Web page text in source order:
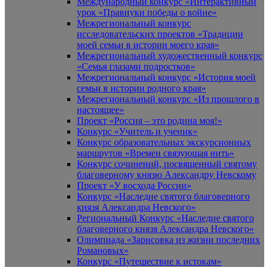
урок «Правнуки победы о войне»
Межрегиональный конкурс
исследовательских проектов «Традиции
моей семьи в истории моего края»
Межрегиональный художественный конкурс
«Семья глазами подростков»
Межрегиональный конкурс «История моей
семьи в истории родного края»
Межрегиональный конкурс «Из прошлого в
настоящее»
Проект «Россия – это родина моя!»
Конкурс «Учитель и ученик»
Конкурс образовательных экскурсионных
маршрутов «Времен связующая нить»
Конкурс сочинений, посвященный святому
благоверному князю Александру Невскому
Проект «У восхода России»
Конкурс «Наследие святого благоверного
князя Александра Невского»
Региональный Конкурс «Наследие святого
благоверного князя Александра Невского»
Олимпиада «Зарисовка из жизни последних
Романовых»
Конкурс «Путешествие к истокам»